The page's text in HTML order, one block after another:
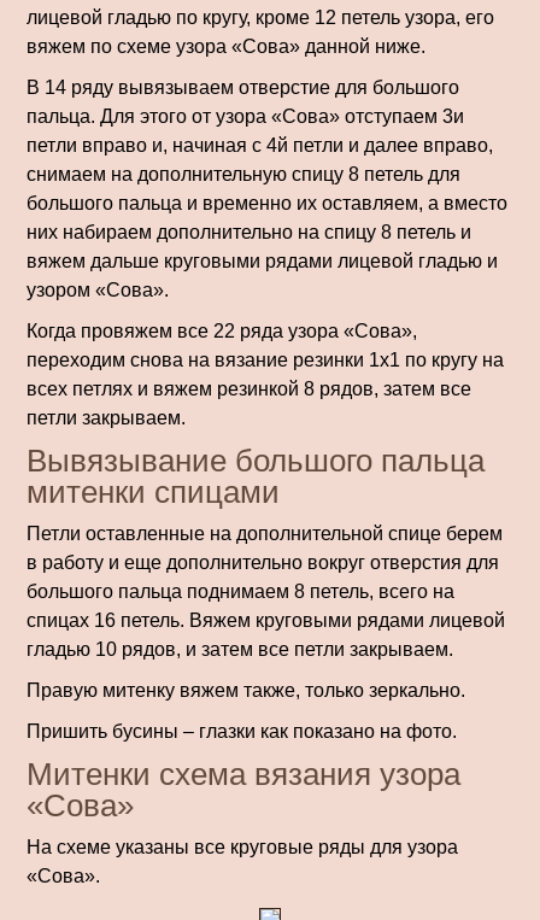
лицевой гладью по кругу, кроме 12 петель узора, его
вяжем по схеме узора «Сова» данной ниже.
В 14 ряду вывязываем отверстие для большого
пальца. Для этого от узора «Сова» отступаем 3и
петли вправо и, начиная с 4й петли и далее вправо,
снимаем на дополнительную спицу 8 петель для
большого пальца и временно их оставляем, а вместо
них набираем дополнительно на спицу 8 петель и
вяжем дальше круговыми рядами лицевой гладью и
узором «Сова».
Когда провяжем все 22 ряда узора «Сова»,
переходим снова на вязание резинки 1х1 по кругу на
всех петлях и вяжем резинкой 8 рядов, затем все
петли закрываем.
Вывязывание большого пальца
митенки спицами
Петли оставленные на дополнительной спице берем
в работу и еще дополнительно вокруг отверстия для
большого пальца поднимаем 8 петель, всего на
спицах 16 петель. Вяжем круговыми рядами лицевой
гладью 10 рядов, и затем все петли закрываем.
Правую митенку вяжем также, только зеркально.
Пришить бусины – глазки как показано на фото.
Митенки схема вязания узора
«Сова»
На схеме указаны все круговые ряды для узора
«Сова».